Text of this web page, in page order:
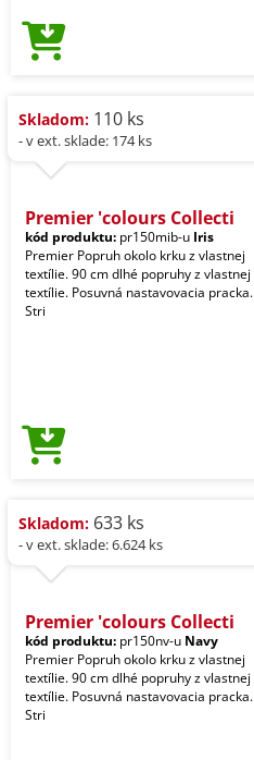
Skladom: 110 ks
- v ext. sklade: 174 ks
Premier 'colours Collecti
kód produktu: pr150mib-u Iris
Premier Popruh okolo krku z vlastnej
textílie. 90 cm dlhé popruhy z vlastnej
textílie. Posuvná nastavovacia pracka.
Stri
Skladom: 633 ks
- v ext. sklade: 6.624 ks
Premier 'colours Collecti
kód produktu: pr150nv-u Navy
Premier Popruh okolo krku z vlastnej
textílie. 90 cm dlhé popruhy z vlastnej
textílie. Posuvná nastavovacia pracka.
Stri